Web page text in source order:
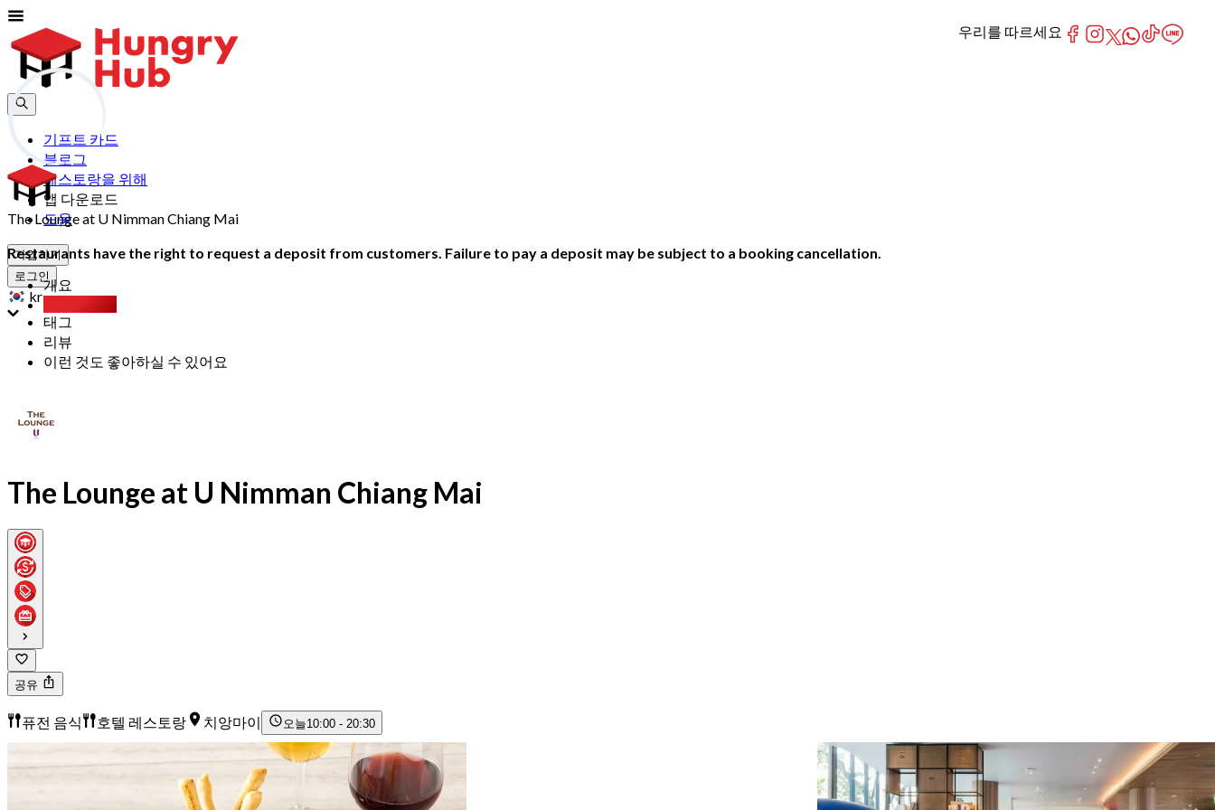
기프트 카드
블로그
레스토랑을 위해
앱 다운로드
도움
가입하기
로그인
kr
The Lounge at U Nimman Chiang Mai
Restaurants have the right to request a deposit from customers. Failure to pay a deposit may be subject to a booking cancellation.
개요
태그
리뷰
이런 것도 좋아하실 수 있어요
The Lounge at U Nimman Chiang Mai
공유
퓨전 음식 호텔 레스토랑 치앙마이 오늘10:00 - 20:30
우리를 따르세요